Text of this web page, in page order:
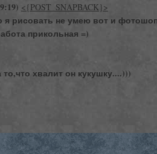
<{POST_SNAPBACK}>
я рисовать не умею вот и
прикольная =)
хвалит он кукушку....)))